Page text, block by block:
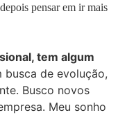
pensar em ir mais
tem algum
busca de evolução,
Busco novos
Meu sonho